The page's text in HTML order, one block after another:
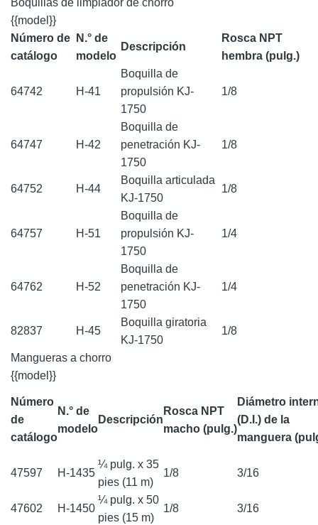
Boquillas de limpiador de chorro
{{model}}
Número de
catálogo
N.° de
modelo
Descripción
Rosca NPT
hembra (pulg.)
64742 H-41
Boquilla de
propulsión KJ-
1750
1/8
64747 H-42
Boquilla de
penetración KJ-
1750
1/8
64752 H-44
Boquilla articulada
KJ-1750
1/8
64757 H-51
Boquilla de
propulsión KJ-
1750
1/4
64762 H-52
Boquilla de
penetración KJ-
1750
1/4
82837 H-45
Boquilla giratoria
KJ-1750
1/8
Mangueras a chorro
{{model}}
Número
de
catálogo
N.° de
modelo
Descripción
Rosca NPT
macho (pulg.)
Diámetro
(D.I.) de la
manguera
47597 H-1435
¼ pulg. x 35
pies (11 m)
1/8 3/16
47602 H-1450
¼ pulg. x 50
pies (15 m)
1/8 3/16